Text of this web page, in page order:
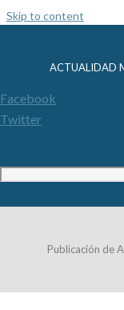
Skip to content
ACTUALIDAD
Facebook
Twitter
Publicación de